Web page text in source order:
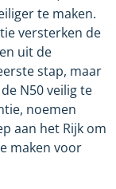
te maken.
versterken de
uit de
stap, maar
N50 veilig te
noemen
aan het Rijk om
maken voor